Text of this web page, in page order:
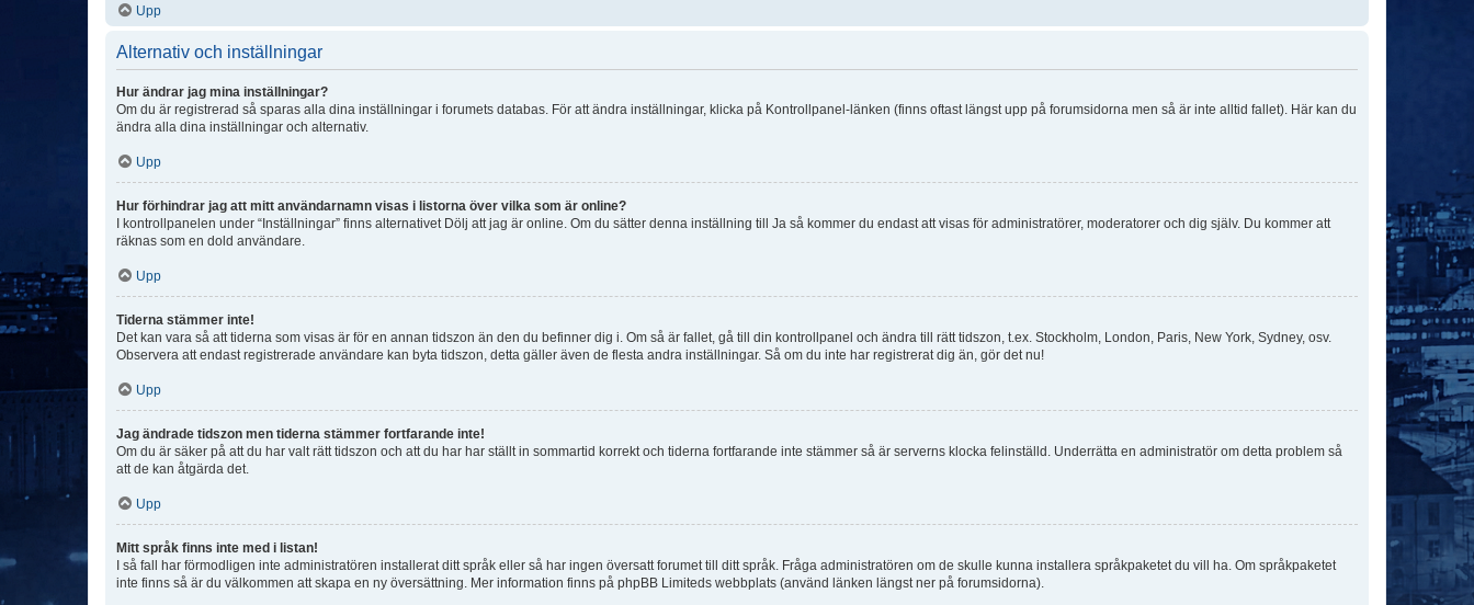
Upp
Alternativ och inställningar
Hur ändrar jag mina inställningar?
Om du är registrerad så sparas alla dina inställningar i forumets databas. För att ändra inställningar, klicka på Kontrollpanel-länken (finns oftast längst upp på forumsidorna men så är inte alltid fallet). Här kan du
ändra alla dina inställningar och alternativ.
Upp
Hur förhindrar jag att mitt användarnamn visas i listorna över vilka som är online?
I kontrollpanelen under “Inställningar” finns alternativet Dölj att jag är online. Om du sätter denna inställning till Ja så kommer du endast att visas för administratörer, moderatorer och dig själv. Du kommer att
räknas som en dold användare.
Upp
Tiderna stämmer inte!
Det kan vara så att tiderna som visas är för en annan tidszon än den du befinner dig i. Om så är fallet, gå till din kontrollpanel och ändra till rätt tidszon, t.ex. Stockholm, London, Paris, New York, Sydney, osv.
Observera att endast registrerade användare kan byta tidszon, detta gäller även de flesta andra inställningar. Så om du inte har registrerat dig än, gör det nu!
Upp
Jag ändrade tidszon men tiderna stämmer fortfarande inte!
Om du är säker på att du har valt rätt tidszon och att du har har ställt in sommartid korrekt och tiderna fortfarande inte stämmer så är serverns klocka felinställd. Underrätta en administratör om detta problem så
att de kan åtgärda det.
Upp
Mitt språk finns inte med i listan!
I så fall har förmodligen inte administratören installerat ditt språk eller så har ingen översatt forumet till ditt språk. Fråga administratören om de skulle kunna installera språkpaketet du vill ha. Om språkpaketet
inte finns så är du välkommen att skapa en ny översättning. Mer information finns på phpBB Limiteds webbplats (använd länken längst ner på forumsidorna).